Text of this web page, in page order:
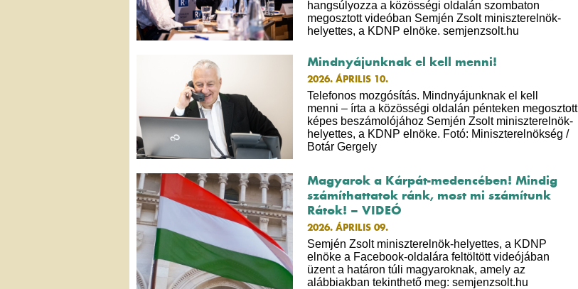
hangsúlyozza a közösségi oldalán szombaton
megosztott videóban Semjén Zsolt miniszterelnök-
helyettes, a KDNP elnöke. semjenzsolt.hu
Mindnyájunknak el kell menni!
2026. ÁPRILIS 10.
Telefonos mozgósítás. Mindnyájunknak el kell
menni – írta a közösségi oldalán pénteken megosztott
képes beszámolójához Semjén Zsolt miniszterelnök-
helyettes, a KDNP elnöke. Fotó: Miniszterelnökség /
Botár Gergely
Magyarok a Kárpát-medencében! Mindig
számíthattatok ránk, most mi számítunk
Rátok! – VIDEÓ
2026. ÁPRILIS 09.
Semjén Zsolt miniszterelnök-helyettes, a KDNP
elnöke a Facebook-oldalára feltöltött videójában
üzent a határon túli magyaroknak, amely az
alábbiakban tekinthető meg: semjenzsolt.hu